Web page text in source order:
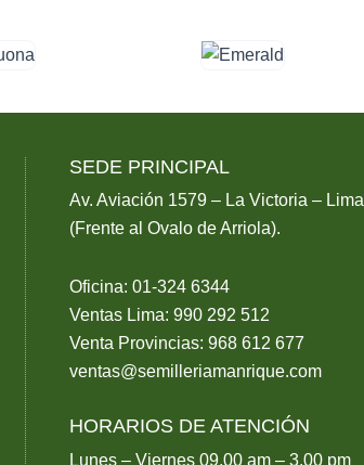
SEDE PRINCIPAL
Av. Aviación 1579 – La Victoria – Lima
(Frente al Ovalo de Arriola).
Oficina: 01-324 6344
Ventas Lima: 990 292 512
Venta Provincias: 968 612 677
ventas@semilleriamanrique.com
HORARIOS DE ATENCIÓN
Lunes – Viernes 09.00 am – 3.00 pm